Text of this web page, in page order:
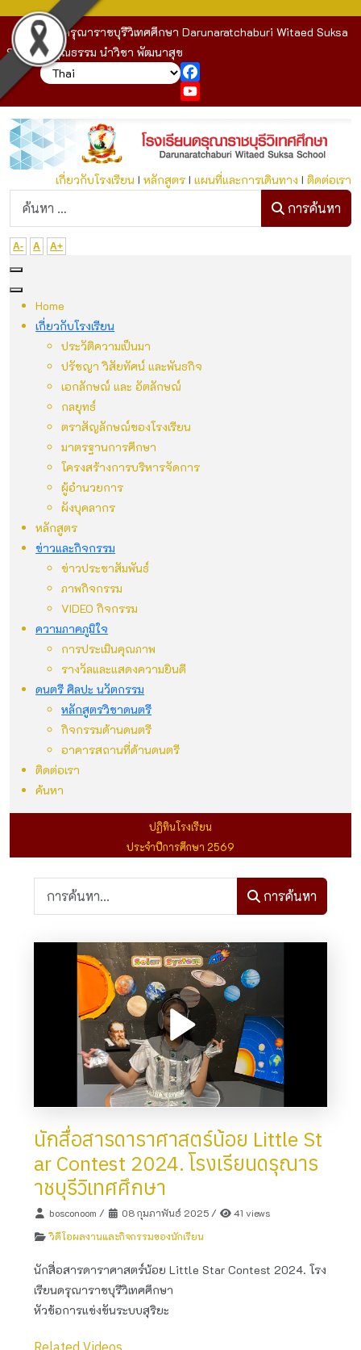
โรงเรียนดรุณาราชบุรีวิเทศศึกษา Darunaratchaburi Witaed Suksa
School : คุณธรรม นำวิชา พัฒนาสุข
YouTube
เกี่ยวกับโรงเรียนI หลักสูตรI แผนที่และการเดินทาง I ติดต่อเรา
ก
การค้นหา
A- A A+
Home
เกี่ยวกับโรงเรียน
ประวัติความเป็นมา
ปรัชญา วิสัยทัศน์ และพันธกิจ
เอกลักษณ์ และ อัตลักษณ์
กลยุทธ์
ตราสัญลักษณ์ของโรงเรียน
มาตรฐานการศึกษา
โครงสร้างการบริหารจัดการ
ผู้อำนวยการ
ผังบุคลากร
หลักสูตร
ข่าวและกิจกรรม
ข่าวประชาสัมพันธ์
ภาพกิจกรรม
VIDEO กิจกรรม
ความภาคภูมิใจ
การประเมินคุณภาพ
รางวัลและแสดงความยินดี
ดนตรี ศิลปะ นวัตกรรม
หลักสูตรวิชาดนตรี
กิจกรรมด้านดนตรี
อาคารสถานที่ด้านดนตรี
ติดต่อเรา
ค้นหา
ปฏิทินโรงเรียน
ประจำปีการศึกษา 2569
การค้นหา
นักสื่อสารดาราศาสตร์น้อย Little St
ar Contest 2024. โรงเรียนดรุณาร
าชบุรีวิเทศศึกษา
bosconoom / 08 กุมภาพันธ์ 2025/
41 views
วิดีโอผลงานและกิจกรรมของนักเรียน
นักสื่อสารดาราศาสตร์น้อย Little Star Contest 2024. โรง
เรียนดรุณาราชบุรีวิเทศศึกษา
หัวข้อการแข่งขันระบบสุริยะ
Related Videos